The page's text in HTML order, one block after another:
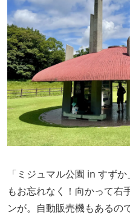
「ミジュマル公園 in すず
もお忘れなく！向かって右
ンが。自動販売機もあるの